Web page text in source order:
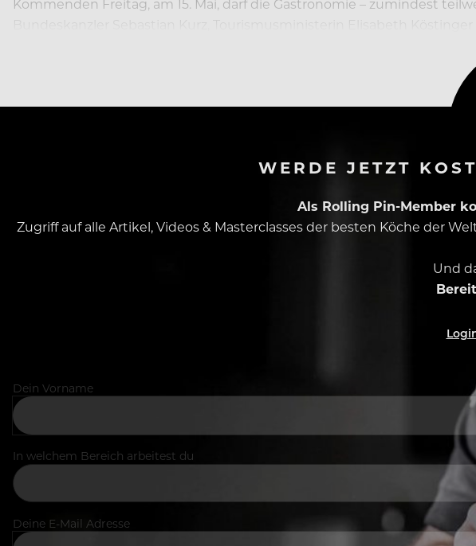
Kommenden Freitag, am 15. Mai, darf die Gastronomie – zumindest
Vertretern der österreichischen Gastronomie in einer Pressekonferenz
WERDE JETZT
Als Rolling Pin-Member
Zugriff auf alle Artikel, Videos & Masterclasses der besten Köche der
Und
Dein Vorname
In welchem Bereich arbeitest du
Deine E-Mail Adresse